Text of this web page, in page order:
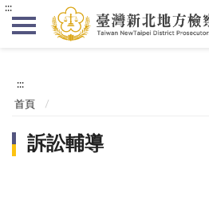
:::
:::
首頁
訴訟輔導